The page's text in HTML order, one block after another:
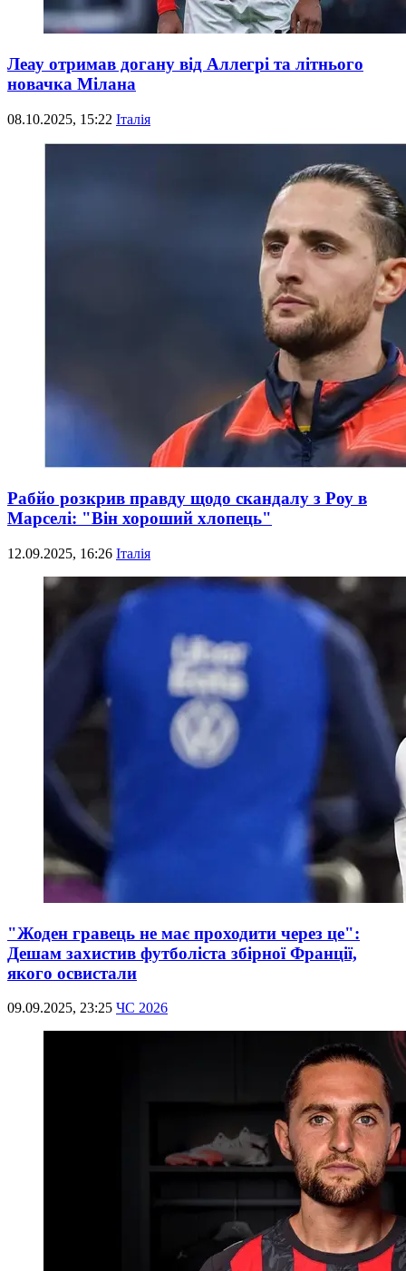
Леау отримав догану від Аллегрі та літнього
новачка Мілана
08.10.2025, 15:22 Італія
Рабйо розкрив правду щодо скандалу з Роу в
Марселі: "Він хороший хлопець"
12.09.2025, 16:26 Італія
"Жоден гравець не має проходити через це":
Дешам захистив футболіста збірної Франції,
якого освистали
09.09.2025, 23:25 ЧС 2026